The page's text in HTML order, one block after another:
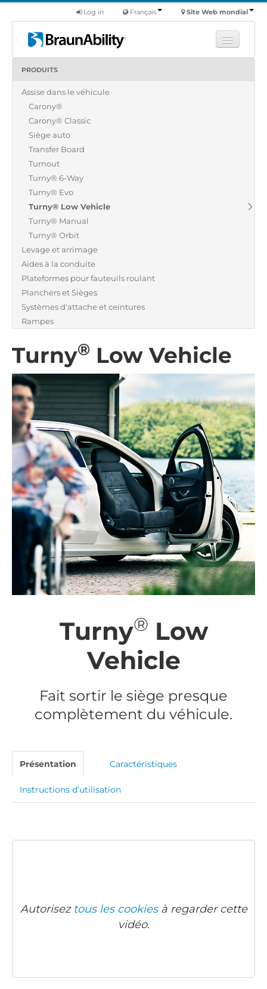
Site Web mondial
Français
Log in
Produits
Véhicules utilitaires
Nous
Trouver un revendeur
PRODUITS
Assise dans le véhicule
Carony®
Carony® Classic
Siège auto
Transfer Board
Turnout
Turny® 6-Way
Turny® Evo
Turny® Low Vehicle
Turny® Manual
Turny® Orbit
Levage et arrimage
Aides à la conduite
Plateformes pour fauteuils roulant
Planchers et Sièges
Systèmes d'attache et ceintures
Rampes
Turny® Low Vehicle
Turny® Low
Vehicle
Fait sortir le siège presque
complètement du véhicule.
Présentation Caractéristiques
Instructions d’utilisation
Autorisez tous les cookiesà regarder cette
vidéo.